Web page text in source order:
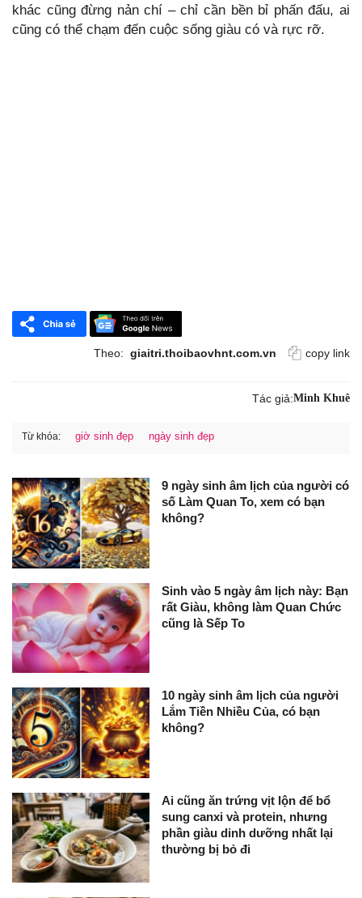
khác cũng đừng nản chí – chỉ cần bền bỉ phấn đấu, ai
cũng có thể chạm đến cuộc sống giàu có và rực rỡ.
Theo: giaitri.thoibaovhnt.com.vn copy link
Tác giả:Minh Khuê
Từ khóa: giờ sinh đẹp ngày sinh đẹp
9 ngày sinh âm lịch của người có
số Làm Quan To, xem có bạn
không?
Sinh vào 5 ngày âm lịch này: Bạn
rất Giàu, không làm Quan Chức
cũng là Sếp To
10 ngày sinh âm lịch của người
Lắm Tiền Nhiều Của, có bạn
không?
Ai cũng ăn trứng vịt lộn để bổ
sung canxi và protein, nhưng
phần giàu dinh dưỡng nhất lại
thường bị bỏ đi